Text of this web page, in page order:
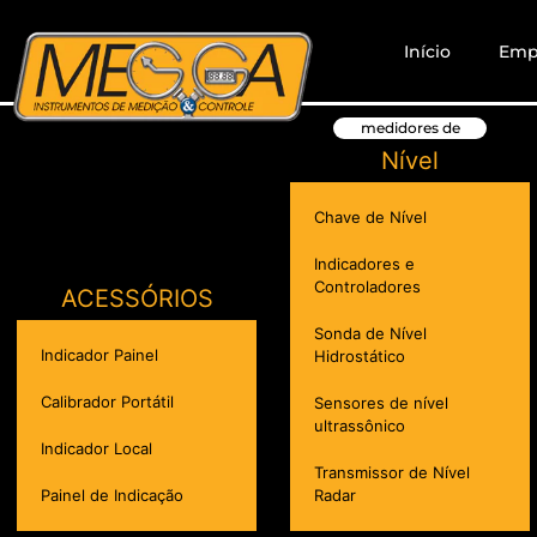
Início
ACESSÓRIOS
Indicador Painel
Calibrador Portátil
Indicador Local
Painel de Indicação
medidores de
Nível
Chave de Nível
Indicadores e
Controladores
Sonda de Nível
Hidrostático
Sensores de nível
ultrassônico
Transmissor de Nível
Radar